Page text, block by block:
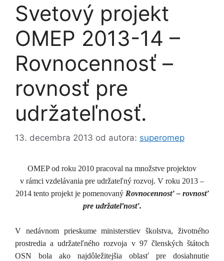
Svetový projekt
OMEP 2013-14 –
Rovnocennosť –
rovnosť pre
udržateľnosť.
13. decembra 2013 od autora: superomep
OMEP od roku 2010 pracoval na množstve projektov
v rámci vzdelávania pre udržateľný rozvoj. V roku 2013 –
2014 tento projekt je pomenovaný Rovnocennosť – rovnosť
pre udržateľnosť.
V nedávnom prieskume ministerstiev školstva, životného
prostredia a udržateľného rozvoja v 97 členských štátoch
OSN bola ako najdôležitejšia oblasť pre dosiahnutie